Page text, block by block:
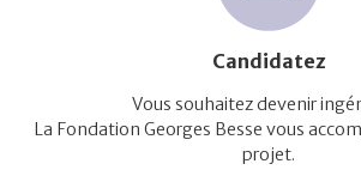
Candidatez
Vous souhaitez devenir
La Fondation Georges Besse vous
projet.